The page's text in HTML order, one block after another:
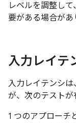
レベルを調整し
要がある場合があ
入力レイテ
入力レイテンシ
が、次のテストが
1 つのアプローチ